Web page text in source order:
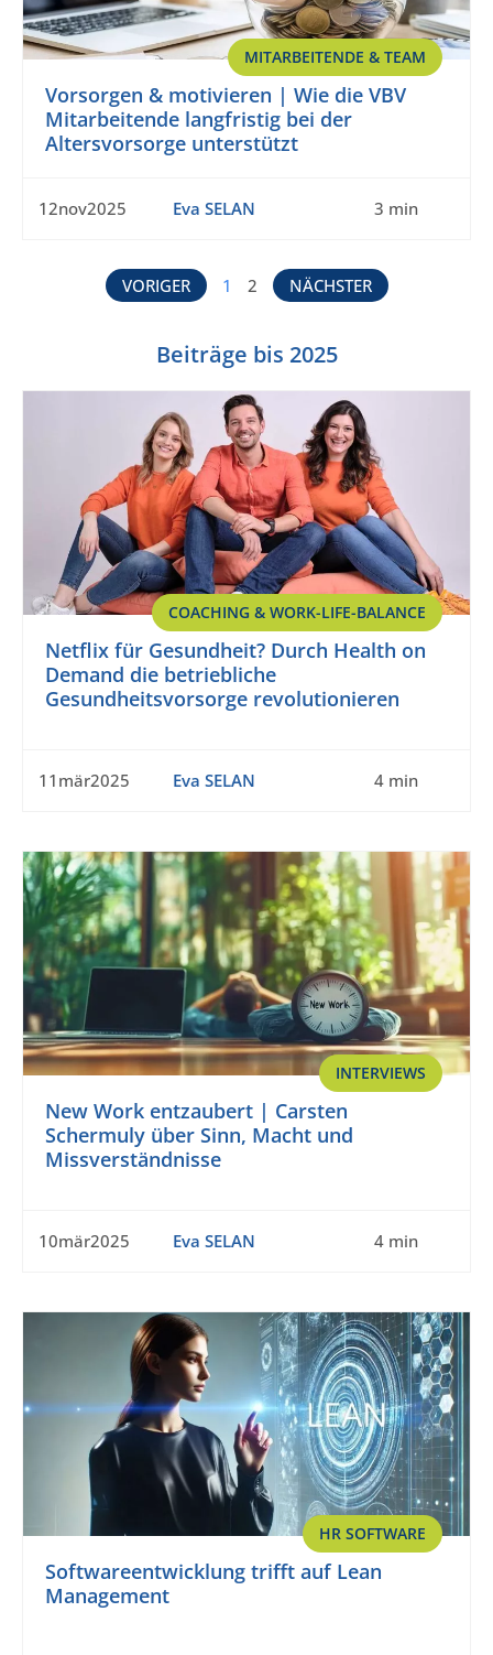
MITARBEITENDE & TEAM
Vorsorgen & motivieren | Wie die VBV
Mitarbeitende langfristig bei der
Altersvorsorge unterstützt
12nov2025 Eva SELAN 3 min
VORIGER 1 2 NÄCHSTER
Beiträge bis 2025
COACHING & WORK-LIFE-BALANCE
Netflix für Gesundheit? Durch Health on
Demand die betriebliche
Gesundheitsvorsorge revolutionieren
11mär2025 Eva SELAN 4 min
INTERVIEWS
New Work entzaubert | Carsten
Schermuly über Sinn, Macht und
Missverständnisse
10mär2025 Eva SELAN 4 min
HR SOFTWARE
Softwareentwicklung trifft auf Lean
Management